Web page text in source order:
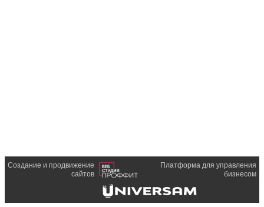
Создание и продвижение
сайтов
Платформа для управления
бизнесом